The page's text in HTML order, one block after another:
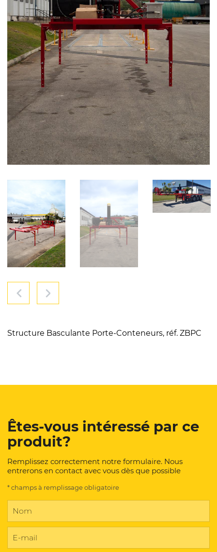
Structure Basculante Porte-Conteneurs, réf. ZBPC
Êtes-vous intéressé par ce
produit?
Remplissez correctement notre formulaire. Nous
entrerons en contact avec vous dès que possible
* champs à remplissage obligatoire